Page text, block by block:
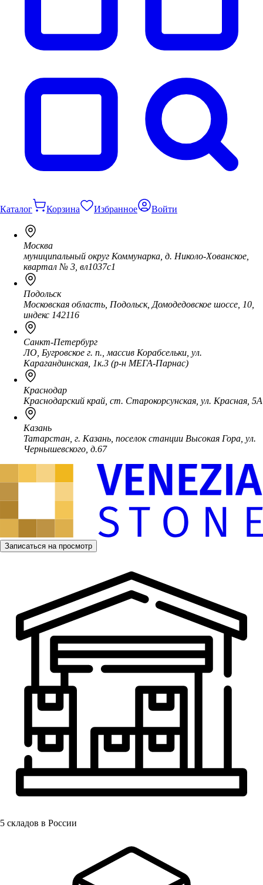
Каталог Корзина Избранное Войти
Москва
муниципальный округ Коммунарка, д. Николо-Хованское,
квартал № 3, вл1037с1
Подольск
Московская область, Подольск, Домодедовское шоссе, 10,
индекс 142116
Санкт-Петербург
ЛО, Бугровское г. п., массив Корабсельки, ул.
Карагандинская, 1к.3 (р-н МЕГА-Парнас)
Краснодар
Краснодарский край, ст. Старокорсунская, ул. Красная, 5А
Казань
Татарстан, г. Казань, поселок станции Высокая Гора, ул.
Чернышевского, д.67
Записаться на просмотр
5 складов в России